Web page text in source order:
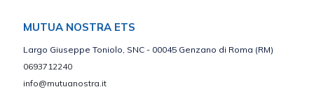
MUTUA NOSTRA ETS
Largo Giuseppe Toniolo, SNC - 00045 Genzano di Roma (RM)
0693712240
info@mutuanostra.it